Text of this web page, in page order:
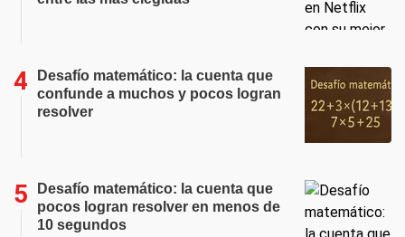
Desafío matemático: la cuenta que
confunde a muchos y pocos logran
resolver
Desafío matemático: la cuenta que
pocos logran resolver en menos de
10 segundos